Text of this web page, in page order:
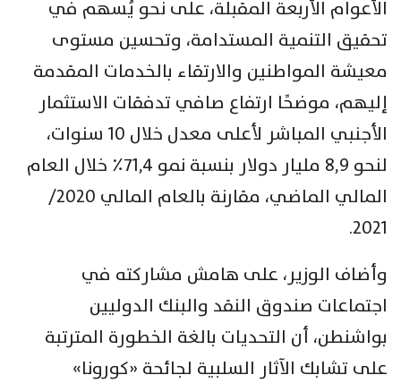
الأعوام الأربعة المقبلة، على نحو يُسهم في
تحقيق التنمية المستدامة، وتحسين مستوى
معيشة المواطنين والارتقاء بالخدمات المقدمة
إليهم، موضحًا ارتفاع صافي تدفقات الاستثمار
الأجنبي المباشر لأعلى معدل خلال ١٠ سنوات،
لنحو ٨,٩ مليار دولار بنسبة نمو ٧١,٤٪ خلال العام
المالي الماضي، مقارنة بالعام المالي ٢٠٢٠/
٢٠٢١.
وأضاف الوزير، على هامش مشاركته في
اجتماعات صندوق النقد والبنك الدوليين
بواشنطن، أن التحديات بالغة الخطورة المترتبة
على تشابك الآثار السلبية لجائحة «كورونا»